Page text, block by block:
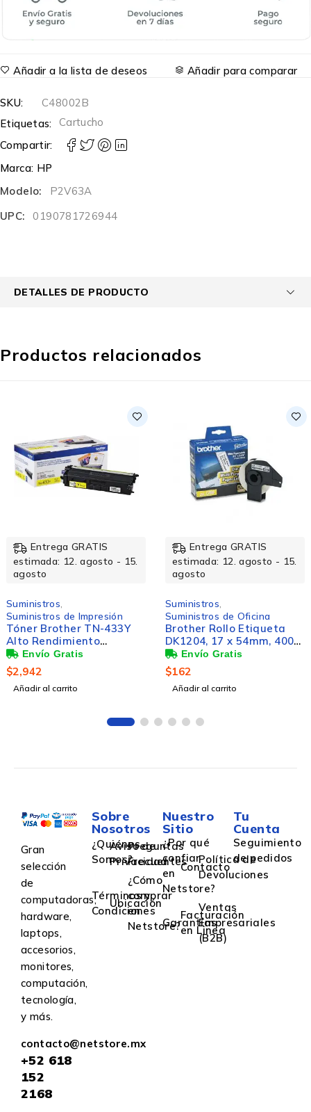
Añadir a la lista de deseos Añadir para comparar
SKU:
C48002B
Etiquetas:
Cartucho
Compartir:
Marca: HP
Modelo:
P2V63A
UPC:
0190781726944
DETALLES DE PRODUCTO
Productos relacionados
Entrega GRATIS
estimada: 12. agosto - 15.
agosto
Suministros
Suministros de Oficina
Brother Rollo Etiqueta
DK1204, 17 x 54mm, 400
Etiquetas, para Brother
QL-500/QL-550
$162
Añadir al carrito
Entrega GRATIS
estimada: 12. agosto - 15.
agosto
Suministros
Suministros de Impresión
Tóner Brother TN-410
Negro, 1.000 Páginas
$905
Añadir al carrito
Gran
selección
de
computadoras,
hardware,
laptops,
accesorios,
monitores,
computación,
tecnología,
y más.
contacto@netstore.mx
+52 618
152
2168
Sobre
Nosotros
¿Quiénes
Somos?
Aviso de
Privacidad
Preguntas
Frecuentes
Términos y
Condiciones
Ubicación
¿Cómo
comprar
en
Netstore?
Nuestro
Sitio
¿Por qué
confiar
en
Netstore?
Contacto
Política de
Devoluciones
Garantías
Facturación
en Linea
Ventas
Empresariales
(B2B)
Tu
Cuenta
Seguimiento
de pedidos